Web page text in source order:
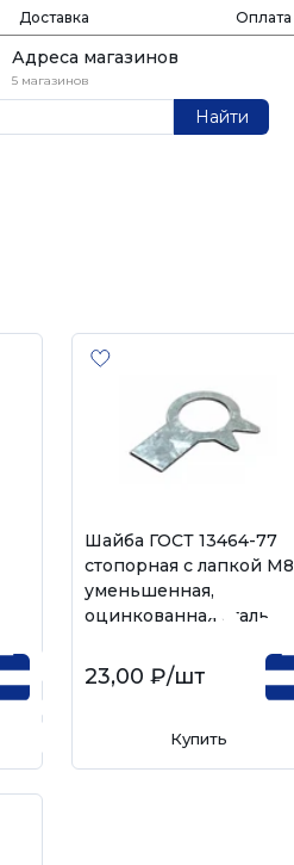
Доставка Оплата
Адреса магазинов
5 магазинов
Найти
Шайба ГОСТ 13464-77
стопорная с лапкой М8
уменьшенная,
оцинкованная сталь
23,00 ₽/шт
Купить